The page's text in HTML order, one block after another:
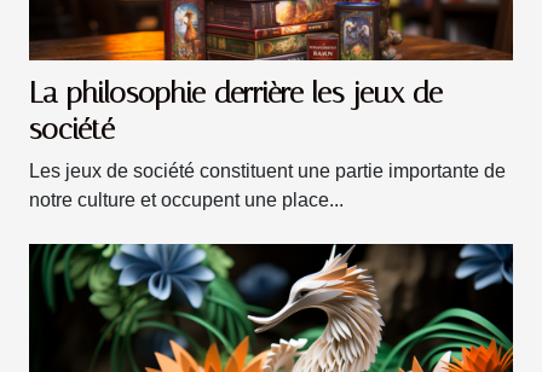
La philosophie derrière les jeux de
société
Les jeux de société constituent une partie importante de
notre culture et occupent une place...